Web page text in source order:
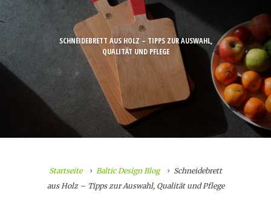
SCHNEIDEBRETT AUS HOLZ – TIPPS ZUR AUSWAHL,
QUALITÄT UND PFLEGE
Startseite Baltic Design Blog
Schneidebrett
aus Holz – Tipps zur Auswahl, Qualität und Pflege